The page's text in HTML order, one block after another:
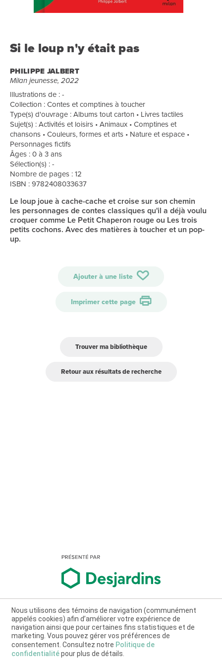
Si le loup n'y était pas
PHILIPPE JALBERT
Milan jeunesse, 2022
Illustrations de : -
Collection : Contes et comptines à toucher
Type(s) d'ouvrage : Albums tout carton • Livres tactiles
Sujet(s) : Activités et loisirs • Animaux • Comptines et
chansons • Couleurs, formes et arts • Nature et espace •
Personnages fictifs
Âges : 0 à 3 ans
Sélection(s) : -
Nombre de pages : 12
ISBN : 9782408033637
Le loup joue à cache-cache et croise sur son chemin
les personnages de contes classiques qu'il a déjà voulu
croquer comme Le Petit Chaperon rouge ou Les trois
petits cochons. Avec des matières à toucher et un pop-
up.
Ajouter à une liste
Imprimer cette page
Trouver ma bibliothèque
Retour aux résultats de recherche
Nous utilisons des témoins de navigation (communément
appelés cookies) afin d’améliorer votre expérience de
navigation ainsi que pour certaines fins statistiques et de
marketing. Vous pouvez gérer vos préférences de
consentement. Consultez notre Politique de
confidentialitépour plus de détails.